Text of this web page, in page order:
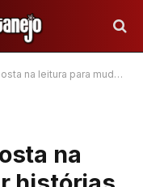
para mudar histórias no sistema prisional
na